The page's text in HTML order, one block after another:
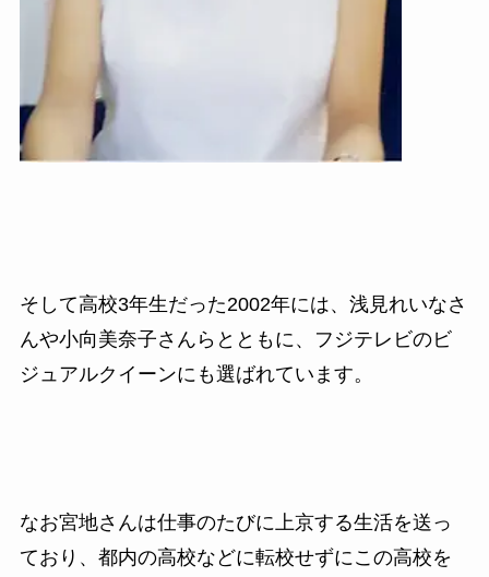
そして高校3年生だった2002年には、 浅見れいなさ
んや小向美奈子さんら とともに、フジテレビのビ
ジュアルクイーンにも選ばれています。
なお宮地さんは仕事のたびに上京する生活を送っ
ており、都内の高校などに転校せずにこの高校を